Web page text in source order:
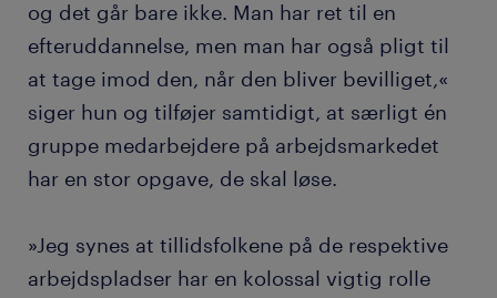
og det går bare ikke. Man har ret til en
efteruddannelse, men man har også pligt til
at tage imod den, når den bliver bevilliget,«
siger hun og tilføjer samtidigt, at særligt én
gruppe medarbejdere på arbejdsmarkedet
har en stor opgave, de skal løse.
»Jeg synes at tillidsfolkene på de respektive
arbejdspladser har en kolossal vigtig rolle